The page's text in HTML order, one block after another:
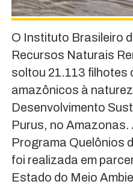
O Instituto Brasileiro
Recursos Naturais
soltou 21.113 filhotes
amazônicos à
Desenvolvimento
Purus, no
Programa Quelônios
foi realizada em
Estado do Meio